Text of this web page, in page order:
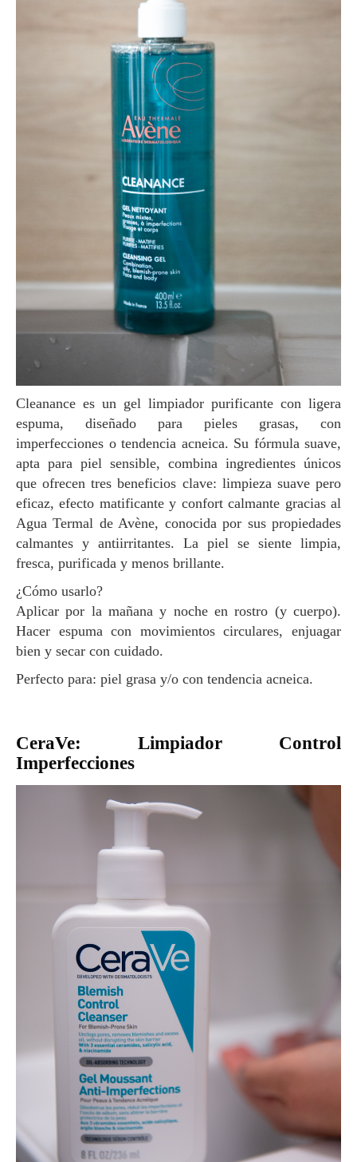
Cleanance es un gel limpiador purificante con ligera
espuma, diseñado para pieles grasas, con
imperfecciones o tendencia acneica. Su fórmula suave,
apta para piel sensible, combina ingredientes únicos
que ofrecen tres beneficios clave: limpieza suave pero
eficaz, efecto matificante y confort calmante gracias al
Agua Termal de Avène, conocida por sus propiedades
calmantes y antiirritantes. La piel se siente limpia,
fresca, purificada y menos brillante.
¿Cómo usarlo?
Aplicar por la mañana y noche en rostro (y cuerpo).
Hacer espuma con movimientos circulares, enjuagar
bien y secar con cuidado.
Perfecto para: piel grasa y/o con tendencia acneica.
CeraVe: Limpiador Control
Imperfecciones